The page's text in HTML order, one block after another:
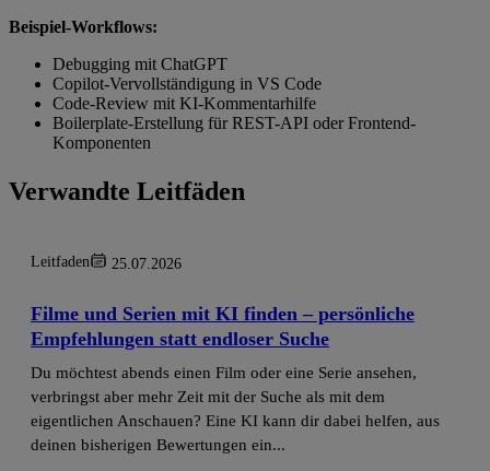
Beispiel-Workflows:
Debugging mit ChatGPT
Copilot-Vervollständigung in VS Code
Code-Review mit KI-Kommentarhilfe
Boilerplate-Erstellung für REST-API oder Frontend-
Komponenten
Verwandte Leitfäden
Leitfaden 25.07.2026
Filme und Serien mit KI finden – persönliche
Empfehlungen statt endloser Suche
Du möchtest abends einen Film oder eine Serie ansehen,
verbringst aber mehr Zeit mit der Suche als mit dem
eigentlichen Anschauen? Eine KI kann dir dabei helfen, aus
deinen bisherigen Bewertungen ein...